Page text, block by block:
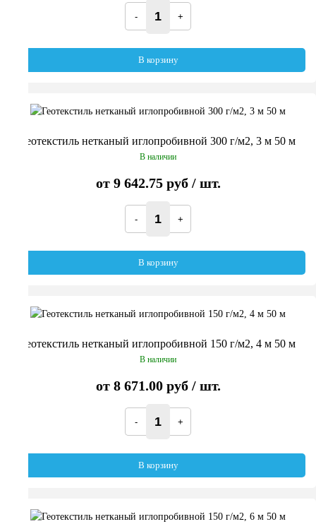
В корзину
Геотекстиль нетканый иглопробивной 300 г/м2, 3 м 50 м
В наличии
от 9 642.75 руб/ шт.
В корзину
Геотекстиль нетканый иглопробивной 150 г/м2, 4 м 50 м
В наличии
от 8 671.00 руб/ шт.
В корзину